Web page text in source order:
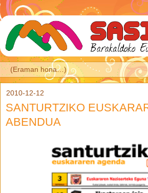
2010-12-12
SANTURTZIKO
ABENDUA